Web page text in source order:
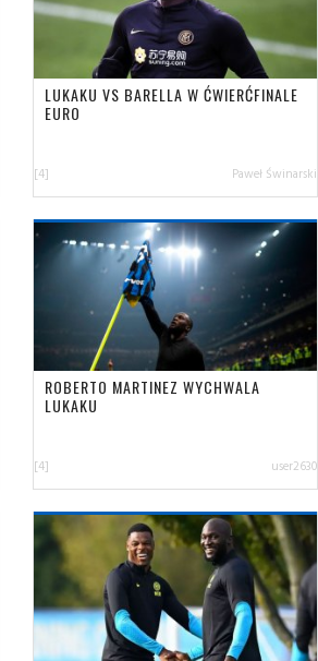
LUKAKU VS BARELLA W ĆWIERĆFINALE
EURO
[4] Paweł Świnarski
ROBERTO MARTINEZ WYCHWALA
LUKAKU
[4] user2630